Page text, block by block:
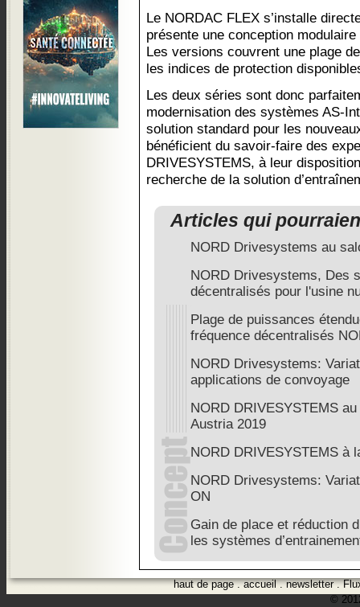
Le NORDAC FLEX s’installe
présente une conception
Les versions couvrent une plage
les indices de protection
Les deux séries sont donc
modernisation des systèmes AS-
solution standard pour les
bénéficient du savoir-faire des
DRIVESYSTEMS, à leur
recherche de la solution
Articles qui
NORD Drivesystems au
NORD Drivesystems, Des
décentralisés pour l'usine
Plage de puissances
fréquence décentralisés
NORD Drivesystems:
applications de convoyage
NORD DRIVESYSTEMS
Austria 2019
NORD DRIVESYSTEMS à
NORD Drivesystems:
ON
Gain de place et réduction
les systèmes
haut de page.accueil.newsletter.
©